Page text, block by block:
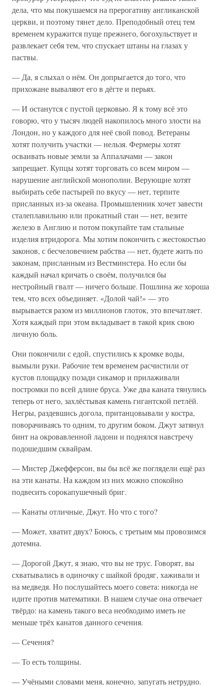
дела, что мы покушаемся на прерогативу англиканской
церкви, и поэтому тянет дело. Преподобный отец тем
временем куражится пуще прежнего, богохульствует и
развлекает себя тем, что спускает штаны на глазах у
паствы.
— Да, я слыхал о нём. Он допрыгается до того, что
прихожане вываляют его в дёгте и перьях.
— И останутся с пустой церковью. Я к тому всё это
говорю, что у тысяч людей накопилось много злости на
Лондон, но у каждого для неё свой повод. Ветераны
хотят получить участки — нельзя. Фермеры хотят
осваивать новые земли за Аппалачами — закон
запрещает. Купцы хотят торговать со всем миром —
нарушение английской монополии. Верующие хотят
выбирать себе пастырей по вкусу — нет, терпите
присланных из-за океана. Промышленник хочет завести
сталеплавильню или прокатный стан — нет, везите
железо в Англию и потом покупайте там стальные
изделия втридорога. Мы хотим покончить с жестокостью
законов, с бесчеловечием рабства — нет, будете жить по
законам, присланным из Вестминстера. Но если бы
каждый начал кричать о своём, получился бы
нестройный гвалт — ничего больше. Пошлина же хороша
тем, что всех объединяет. «Долой чай!» — это
вырывается разом из миллионов глоток, это впечатляет.
Хотя каждый при этом вкладывает в такой крик свою
личную боль.
Они покончили с едой, спустились к кромке воды,
вымыли руки. Рабочие тем временем расчистили от
кустов площадку позади сикамор и прилаживали
постромки по всей длине бруса. Уже два каната тянулись
теперь от него, захлёстывая камень гигантской петлёй.
Негры, раздевшись догола, пританцовывали у костра,
поворачиваясь то одним, то другим боком. Джут затянул
бинт на окровавленной ладони и поднялся навстречу
подошедшим сквайрам.
— Мистер Джефферсон, вы бы всё же поглядели ещё раз
на эти канаты. На каждом из них можно спокойно
подвесить сорокапушечный бриг.
— Канаты отличные, Джут. Но что с того?
— Может, хватит двух? Боюсь, с третьим мы провозимся
дотемна.
— Дорогой Джут, я знаю, что вы не трус. Говорят, вы
схватывались в одиночку с шайкой бродяг, хаживали и
на медведя. Но послушайтесь моего совета: никогда не
идите против математики. В нашем случае она отвечает
твёрдо: на камень такого веса необходимо иметь не
меньше трёх канатов данного сечения.
— Сечения?
— То есть толщины.
— Учёными словами меня, конечно, запугать нетрудно.